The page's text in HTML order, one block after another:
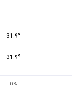
31.9°
31.9°